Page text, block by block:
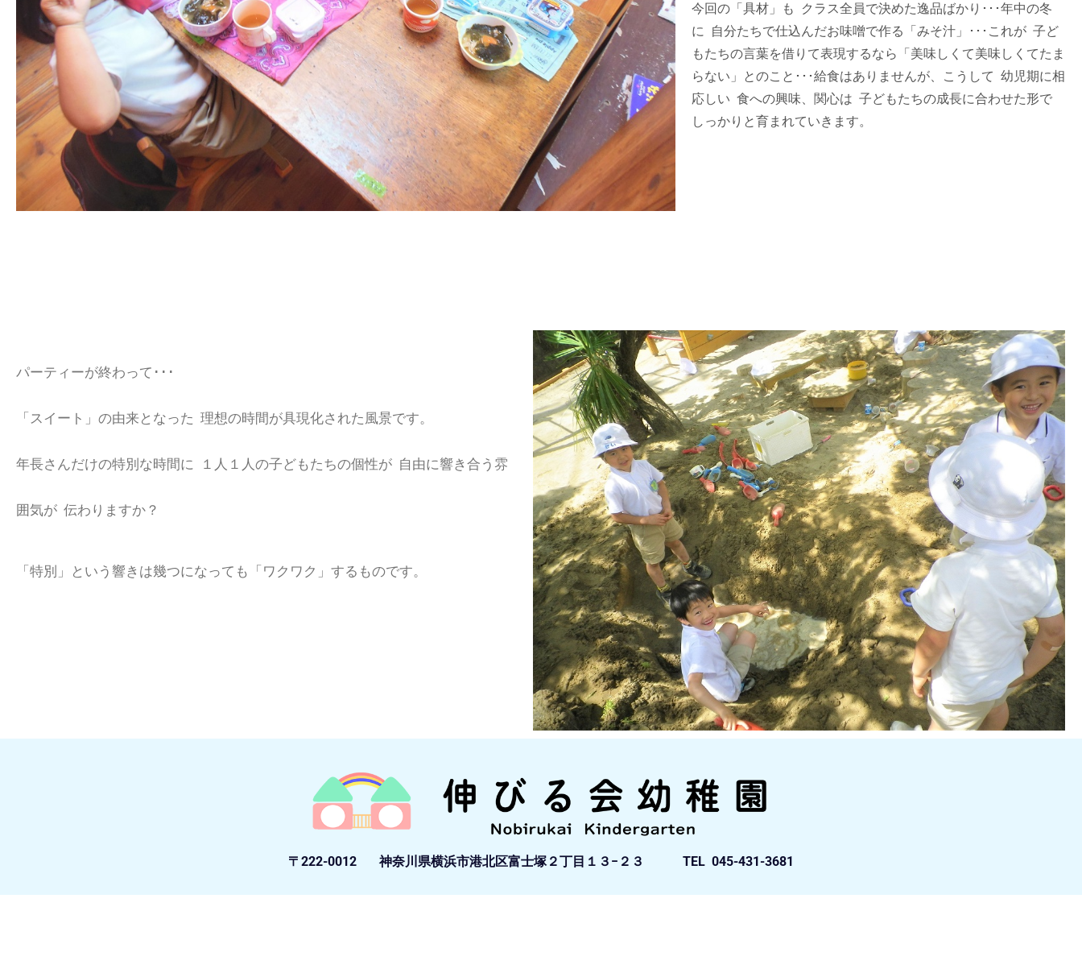
今回の「具材」も クラス全員で決めた逸品ばかり･･･年中の冬
に 自分たちで仕込んだお味噌で作る「みそ汁」･･･これが 子ど
もたちの言葉を借りて表現するなら「美味しくて美味しくてたま
らない」とのこと･･･給食はありませんが、こうして 幼児期に相
応しい 食への興味、関心は 子どもたちの成長に合わせた形で
しっかりと育まれていきます。
パーティーが終わって･･･
「スイート」の由来となった 理想の時間が具現化された風景です。
年長さんだけの特別な時間に １人１人の子どもたちの個性が 自由に響き合う雰
囲気が 伝わりますか？
「特別」という響きは幾つになっても「ワクワク」するものです。
〒222-0012 神奈川県横浜市港北区富士塚２丁目１３−２３ TEL 045-431-3681